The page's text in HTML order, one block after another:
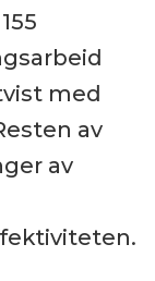
med
av
av